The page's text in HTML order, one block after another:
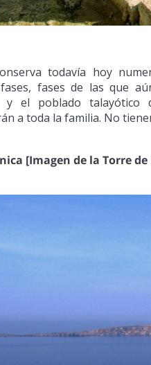
todavía hoy
fases de las que
y el poblado talayótico
a toda la familia. No
[Imagen de la Torre de